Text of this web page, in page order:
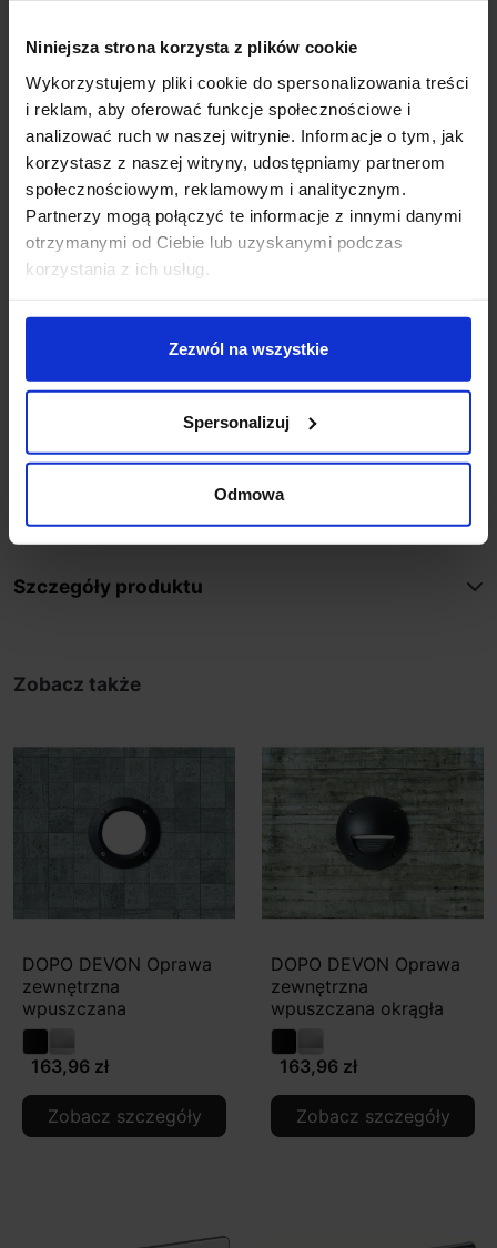
Niniejsza strona korzysta z plików cookie
Wykorzystujemy pliki cookie do spersonalizowania treści
i reklam, aby oferować funkcje społecznościowe i
analizować ruch w naszej witrynie. Informacje o tym, jak
korzystasz z naszej witryny, udostępniamy partnerom
społecznościowym, reklamowym i analitycznym.
Partnerzy mogą połączyć te informacje z innymi danymi
otrzymanymi od Ciebie lub uzyskanymi podczas
korzystania z ich usług.
Zezwól na wszystkie
Spersonalizuj
Odmowa
zewnętrzna DEVON DOPO doskonale sprawdzi się jako
tworząc ciekawą iluminację.
Dane techniczne:
Źródło światła GX53 T2 LED
Moc 3W
Zasilanie 110V-240V AC
Wymiary 11,5 cm x 11,5 cm
Głębokość 6,7 cm
Otwór montażowy 9,6 cm x 9,6 cm
Materiał żywica, metakrylat
Kolor czarny, biały lub szary
Szczegóły produktu
Zobacz także
DOPO DEVON Oprawa
zewnętrzna
wpuszczana
163,96 zł
Zobacz szczegóły
DOPO DEVON Oprawa
zewnętrzna
wpuszczana okrągła
163,96 zł
Zobacz szczegóły